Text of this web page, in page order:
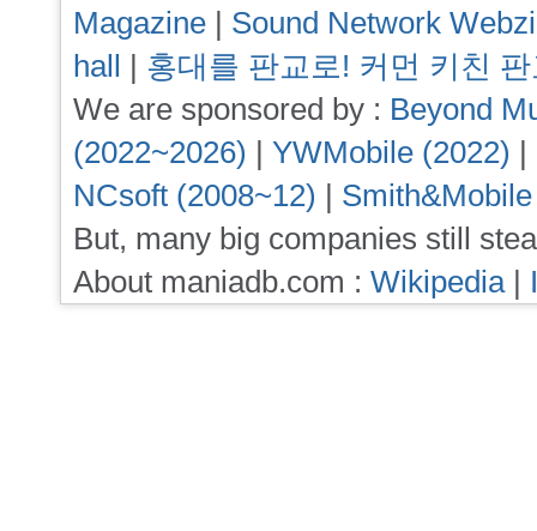
Magazine | Sound Network
hall | 홍대를 판교로! 커먼 키친
We are sponsored by : Beyond
(2022~2026) | YWMobile (2022) |
NCsoft (2008~12) |
But, many big companies still
About maniadb.com : Wikipedia|